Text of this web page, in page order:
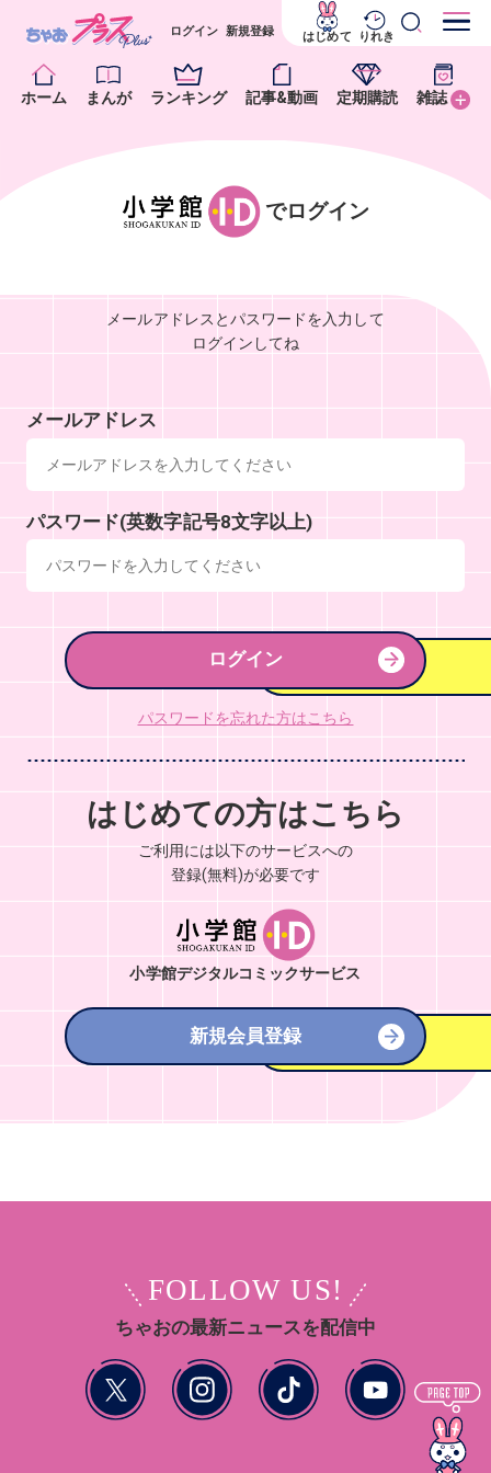
ホーム まんが ランキング 記事&動画 定期購読 雑誌
ログイン 新規登録 はじめて りれき
でログイン
メールアドレスとパスワードを入力して
ログインしてね
メールアドレス
パスワード(英数字記号8文字以上)
ログイン
パスワードを忘れた方はこちら
はじめての方はこちら
ご利用には以下のサービスへの
登録(無料)が必要です
小学館デジタルコミックサービス
新規会員登録
FOLLOW US!
ちゃおの最新ニュースを配信中